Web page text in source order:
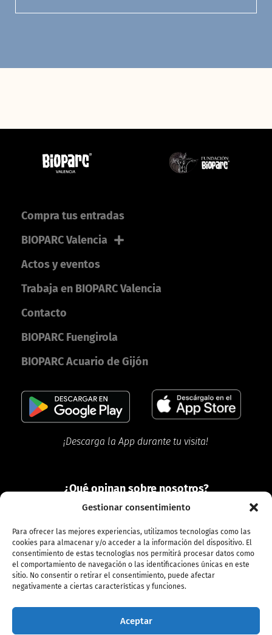
Gestionar consentimiento
Para ofrecer las mejores experiencias, utilizamos tecnologías como las
cookies para almacenar y/o acceder a la información del dispositivo. El
consentimiento de estas tecnologías nos permitirá procesar datos como
el comportamiento de navegación o las identificaciones únicas en este
sitio. No consentir o retirar el consentimiento, puede afectar
negativamente a ciertas características y funciones.
Aceptar
Compra tus entradas
BIOPARC Valencia
Actos y eventos
Trabaja en BIOPARC Valencia
Contacto
BIOPARC Fuengirola
BIOPARC Acuario de Gijón
¡Descarga la App durante tu visita!
¿Qué opinansobre nosotros?